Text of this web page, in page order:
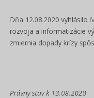
Dňa 12.08.2020 vyhlásilo
rozvoja a informatizácie
zmiernia dopady krízy
Právny stav k 13.08.2020